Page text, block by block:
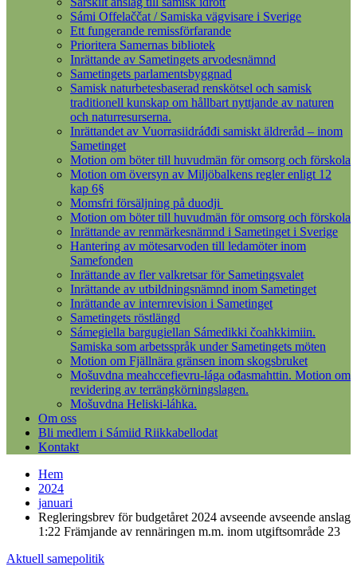
Sámi Offelaččat / Samiska vägvisare i Sverige
Ett fungerande remissförfarande
Prioritera Samernas bibliotek
Inrättande av Sametingets arvodesnämnd
Sametingets parlamentsbyggnad
Samisk naturbetesbaserad renskötsel och samisk
traditionell kunskap om hållbart nyttjande av naturen
och naturresurserna.
Inrättandet av Vuorrasiidráđđi samiskt äldreråd – inom
Sametinget
Motion om böter till huvudmän för omsorg och förskola
Motion om översyn av Miljöbalkens regler enligt 12
kap 6§
Momsfri försäljning på duodji
Motion om böter till huvudmän för omsorg och förskola
Inrättande av renmärkesnämnd i Sametinget i Sverige
Hantering av mötesarvoden till ledamöter inom
Samefonden
Inrättande av fler valkretsar för Sametingsvalet
Inrättande av utbildningsnämnd inom Sametinget
Inrättande av internrevision i Sametinget
Sametingets röstlängd
Sámegiella bargugiellan Sámedikki čoahkkimiin.
Samiska som arbetsspråk under Sametingets möten
Motion om Fjällnära gränsen inom skogsbruket
Mošuvdna meahccefievru-lága ođasmahttin. Motion om
revidering av terrängkörningslagen.
Mošuvdna Heliski-láhka.
Om oss
Bli medlem i Sámiid Riikkabellodat
Kontakt
Hem
2024
januari
Regleringsbrev för budgetåret 2024 avseende avseende anslag
1:22 Främjande av rennäringen m.m. inom utgiftsområde 23
Aktuell samepolitik